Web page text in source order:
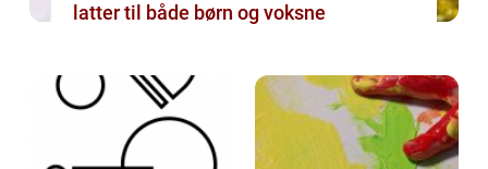
latter til både børn og voksne